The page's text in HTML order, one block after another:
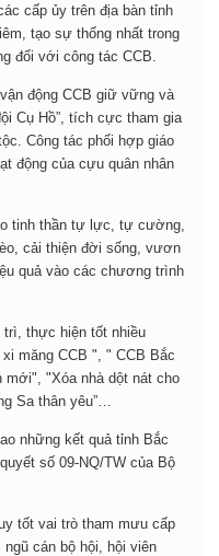
cấp ủy trên địa bàn tỉnh
tạo sự thống nhất trong
đối với công tác CCB.
động CCB giữ vững và
Cụ Hồ”, tích cực tham gia
Công tác phối hợp giáo
động của cựu quân nhân
tinh thần tự lực, tự cường,
cải thiện đời sống, vươn
quả vào các chương trình
trì, thực hiện tốt nhiều
măng CCB ", " CCB Bắc
mới", "Xóa nhà dột nát cho
Sa thân yêu”…
những kết quả tỉnh Bắc
số 09-NQ/TW của Bộ
tốt vai trò tham mưu cấp
cán bộ hội, hội viên